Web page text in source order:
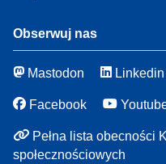
Obserwuj nas
Mastodon Linkedin
Facebook
Pełna lista obecności
społecznościowych